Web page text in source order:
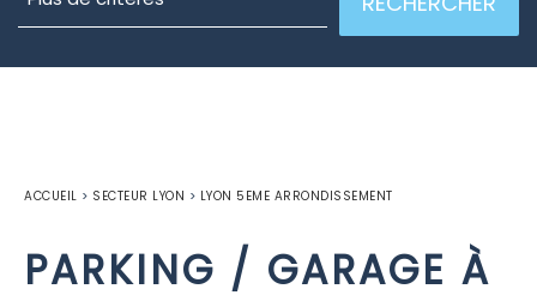
ACCUEIL > SECTEUR LYON > LYON 5EME ARRONDISSEMENT
PARKING / GARAGE À